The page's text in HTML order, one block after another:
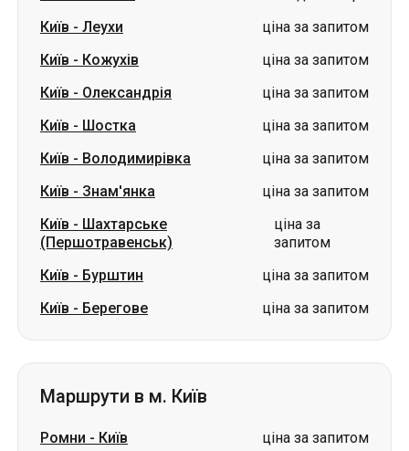
Київ - Леухи
ціна за запитом
Київ - Кожухів
ціна за запитом
Київ - Олександрія
ціна за запитом
Київ - Шостка
ціна за запитом
Київ - Володимирівка
ціна за запитом
Київ - Знам'янка
ціна за запитом
Київ - Шахтарське
(Першотравенськ)
ціна за
запитом
Київ - Бурштин
ціна за запитом
Київ - Берегове ціна за запитом
Маршрути в м. Київ
Ромни - Київ
ціна за запитом